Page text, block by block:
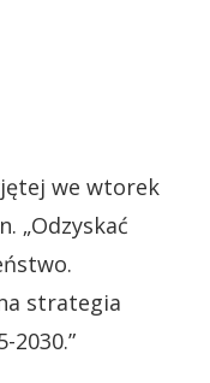
we wtorek
„Odzyskać
strategia
2030.”